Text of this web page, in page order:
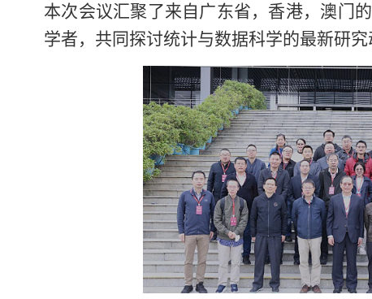
本次会议汇聚了来自广东省，香港，澳门
学者，共同探讨统计与数据科学的最新研究